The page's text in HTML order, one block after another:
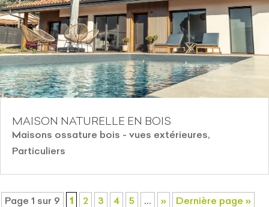
MAISON NATURELLE EN BOIS
Maisons ossature bois - vues extérieures,
Particuliers
Page 1 sur 9 1 2 3 4 5 … » Dernière page »